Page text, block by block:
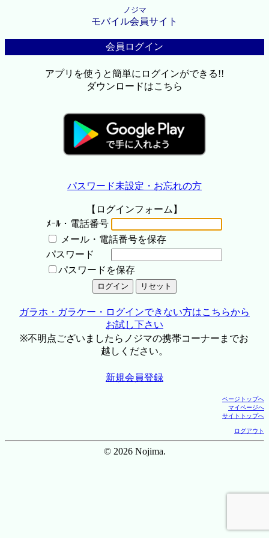
ノジマ
モバイル会員サイト
会員ログイン
アプリを使うと簡単にログインができる!!
ダウンロードはこちら
パスワード未設定・お忘れの方
【ログインフォーム】
ﾒｰﾙ・電話番号
メール・電話番号を保存
パスワード
パスワードを保存
ガラホ・ガラケー・ログインできない方はこちらから
お試し下さい
※不明点ございましたらノジマの携帯コーナーまでお
越しください。
新規会員登録
ページトップへ
マイページへ
サイトトップへ
ログアウト
© 2026 Nojima.